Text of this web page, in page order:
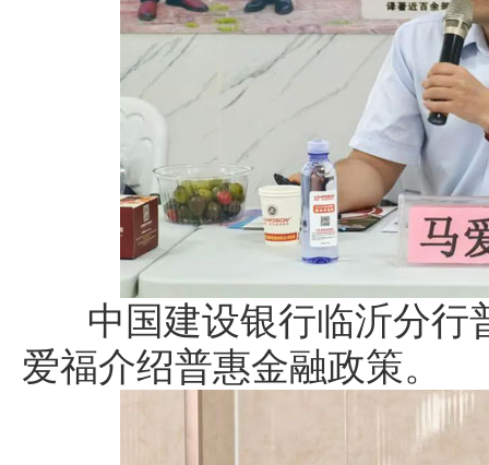
中国建设银行临沂分行
爱福介绍普惠金融政策。